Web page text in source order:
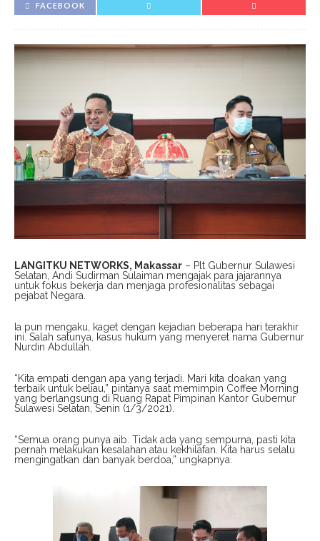
FACEBOOK
LANGITKU NETWORKS, Makassar – Plt Gubernur Sulawesi
Selatan, Andi Sudirman Sulaiman mengajak para jajarannya
untuk fokus bekerja dan menjaga profesionalitas sebagai
pejabat Negara.
Ia pun mengaku, kaget dengan kejadian beberapa hari terakhir
ini. Salah satunya, kasus hukum yang menyeret nama Gubernur
Nurdin Abdullah.
“Kita empati dengan apa yang terjadi. Mari kita doakan yang
terbaik untuk beliau,” pintanya saat memimpin Coffee Morning
yang berlangsung di Ruang Rapat Pimpinan Kantor Gubernur
Sulawesi Selatan, Senin (1/3/2021).
“Semua orang punya aib. Tidak ada yang sempurna, pasti kita
pernah melakukan kesalahan atau kekhilafan. Kita harus selalu
mengingatkan dan banyak berdoa,” ungkapnya.